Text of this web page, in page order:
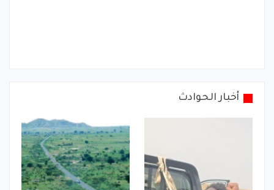
أخبار الحوادث